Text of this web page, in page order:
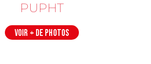
PUPHT
VOIR + DE PHOTOS